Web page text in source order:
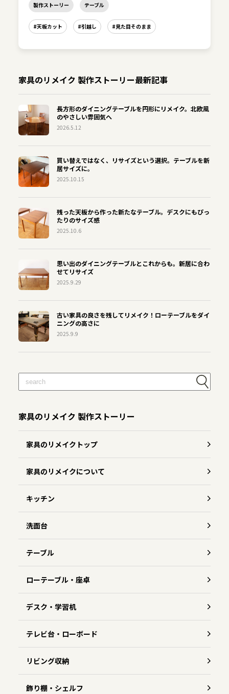
製作ストーリー テーブル
#天板カット #引越し #見た目そのまま
家具のリメイク 製作ストーリー最新記事
長方形のダイニングテーブルを円形にリメイク。北欧風
のやさしい雰囲気へ
2026.5.12
買い替えではなく、リサイズという選択。テーブルを新
居サイズに。
2025.10.15
残った天板から作った新たなテーブル。デスクにもぴっ
たりのサイズ感
2025.10.6
思い出のダイニングテーブルとこれからも。新居に合わ
せてリサイズ
2025.9.29
古い家具の良さを残してリメイク！ローテーブルをダイ
ニングの高さに
2025.9.9
家具のリメイク 製作ストーリー
家具のリメイクトップ
家具のリメイクについて
キッチン
洗面台
テーブル
ローテーブル・座卓
デスク・学習机
テレビ台・ローボード
リビング収納
飾り棚・シェルフ